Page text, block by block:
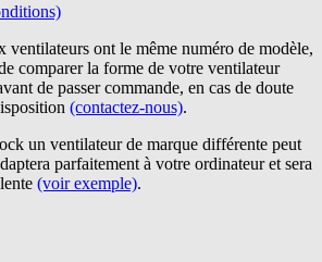
ventilateurs ont le même numéro de modèle,
comparer la forme de votre ventilateur
de passer commande, en cas de doute
(contactez-nous).
un ventilateur de marque différente peut
parfaitement à votre ordinateur et sera
(voir exemple).